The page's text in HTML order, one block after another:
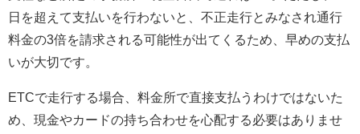
日を超えて支払いを行わないと、不正走行とみなされ通行
料金の3倍を請求される可能性が出てくるため、早めの支払
いが大切です。
ETCで走行する場合、料金所で直接支払うわけではないた
め、現金やカードの持ち合わせを心配する必要はありませ